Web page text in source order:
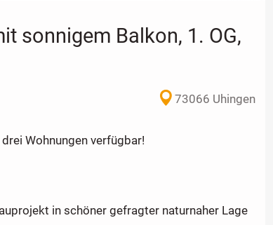
sonnigem Balkon, 1. OG,
73066 Uhingen
drei Wohnungen verfügbar!
in schöner gefragter naturnaher Lage